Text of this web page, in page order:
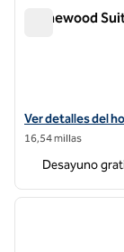
Homewood
Ver detalles del
Ver detalles del
16,54 millas
Desayuno
1 de 12